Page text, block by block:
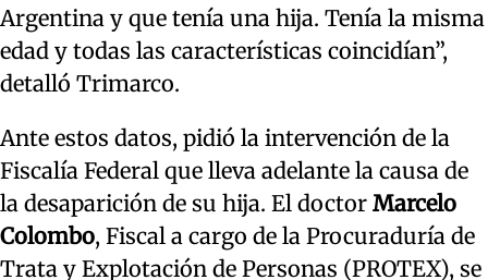
Argentina y que tenía una hija. Tenía la misma
edad y todas las características coincidían”,
detalló Trimarco.
Ante estos datos, pidió la intervención de la
Fiscalía Federal que lleva adelante la causa de
la desaparición de su hija. El doctor Marcelo
Colombo, Fiscal a cargo de la Procuraduría de
Trata y Explotación de Personas (PROTEX), se